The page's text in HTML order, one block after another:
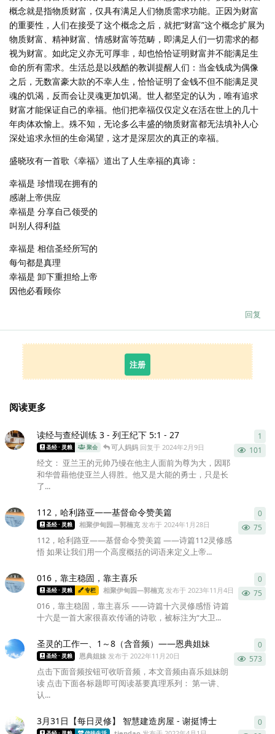
概念就是指物质财富，仅具有满足人们物质需求功能。正因为财富
的重要性，人们在接受了这个概念之后，就把“财富”这个概念扩展为
物质财富、精神财富、情感财富等范畴，即满足人们一切需求的都
视为财富。如此定义亦无可厚非，却也恰恰证明财富并不能满足生
命的所有需求。生活总是以残酷的教训提醒人们：当金钱成为偶像
之后，无数富豪大款的不幸人生，恰恰证明了金钱不但不能满足灵
魂的饥渴，反而会让灵魂更加饥渴。世人都坚定的认为，唯有追求
财富才能保证自己的幸福。他们把幸福仅仅定义在活在世上的几十
年肉体欢愉上。殊不知，无论多么丰盛的物质财富都无法填补人心
深处追求永恒的生命渴望，这才是深层次的真正的幸福。
盛晓玫有一首歌《幸福》道出了人生幸福的真谛：
幸福是 珍惜现在拥有的
感谢上帝供应
幸福是 分享自己领受的
叫别人得利益
幸福是 相信圣经所写的
每句都是真理
幸福是 卸下重担给上帝
因他必看顾你
回复
注册
阅读更多
读经与查经训练 3 - 列王纪下 5:1 - 27
圣经 · 灵粮 聚会 可人妈妈回复于 2024年2月9日 101
经文： 亚兰王的元帅乃缦在他主人面前为尊为大，因耶
和华曾藉他使亚兰人得胜。他又是大能的勇士，只是长
了...
1
112，哈利路亚——基督命令赞美篇
圣经 · 灵粮 相聚伊甸园—郭楠克 发布于2024年1月28日 75
112，哈利路亚——基督命令赞美篇 ——诗篇112灵修感
悟 如果让我们用一个高度概括的词语来定义上帝...
0
016，靠主稳固，靠主喜乐
圣经 · 灵粮 专栏 相聚伊甸园—郭楠克发布于 2023年11月4日 75
016，靠主稳固，靠主喜乐 ——诗篇十六灵修感悟 诗篇
十六是一首大家很喜欢传诵的诗歌，被标注为“大卫...
0
圣灵的工作一、1～8（含音频）——恩典姐妹
圣经 · 灵粮 恩典姐妹 发布于2022年11月20日 573
点击下面音频按钮可收听音频，本文音频由喜乐姐妹朗
读 点击下面各标题即可阅读基要真理系列： 第一讲、
认...
0
3月31日【每日灵修】 智慧建造房屋 - 谢挺博士 0